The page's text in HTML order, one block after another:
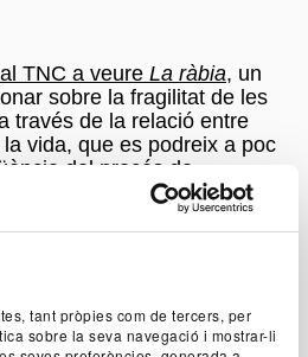
tant pròpies com de tercers, per
sobre la seva navegació i mostrar-li
TNC a veure La ràbia, un
sobre la fragilitat de les
través de la relació entre
vida, que es podreix a poc
del procés de
dreta en què es veu
per realitzar un taller artístic
de l'espectacle a